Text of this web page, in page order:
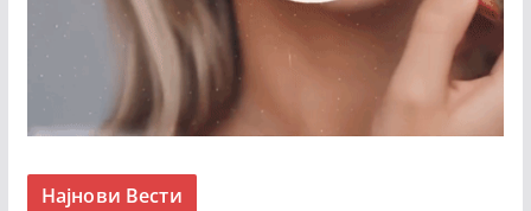
Најнови Вести